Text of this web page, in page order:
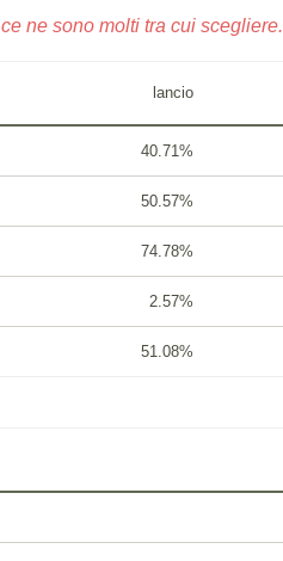
ne sono molti tra cui scegliere.
lancio
40.71%
50.57%
74.78%
2.57%
51.08%